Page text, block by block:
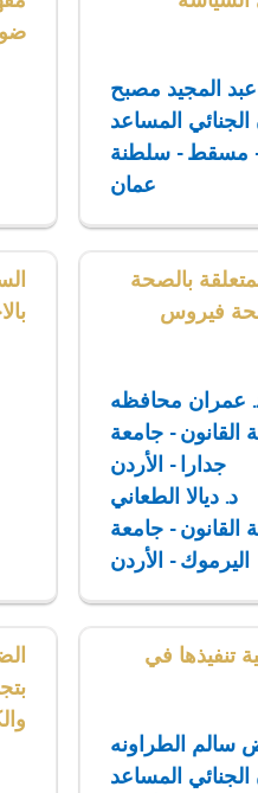
المجيد مصبح
الجنائي المساعد
- مسقط - سلطنة
عمان
ضوء
بالصحة
فيروس
عمران محافظه
القانون - جامعة
جدارا - الأردن
د. ديالا الطعاني
القانون - جامعة
اليرموك - الأردن
تنفيذها في
الطراونه
الجنائي المساعد